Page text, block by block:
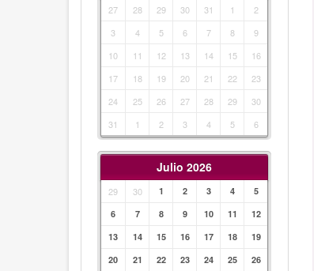
27 28 29 30 31 1
2
3
4 5 6 7 8
9
10
11 12 13 14 15
16
17
18 19 20 21 22
23
24
25 26 27 28 29
30
31
1 2 3 4 5 6
Julio 2026
29 30 1 2 3 4
5
6
7 8 9 10 11
12
13
14 15 16 17 18
19
20
21 22 23 24 25
26